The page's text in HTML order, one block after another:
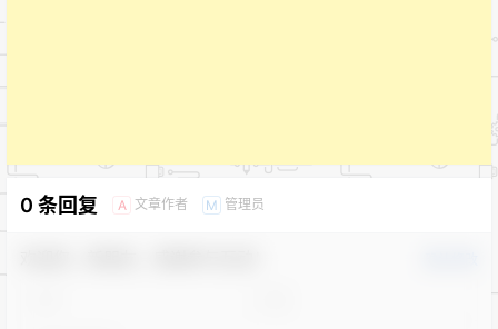
0 条回复 A 文章作者 M 管理员